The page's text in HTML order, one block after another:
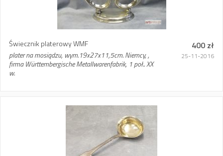
Świecznik platerowy WMF
plater na mosiądzu, wym.19x27x11,5cm. Niemcy, ,
firma Württembergische Metallwarenfabrik, 1 poł.. XX
w.
400 zł
25-11-2016